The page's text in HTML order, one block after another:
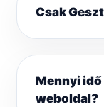
Csak
Mennyi
weboldal?